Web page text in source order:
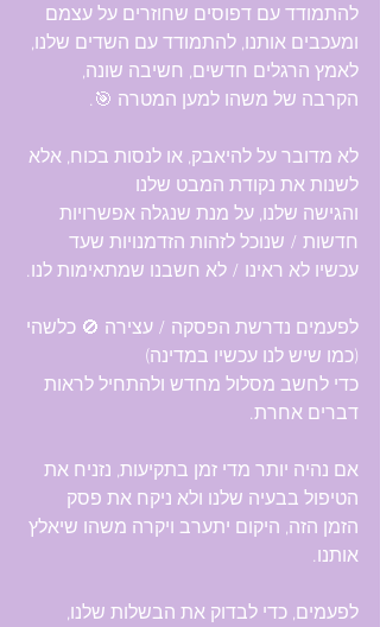
להתמודד עם דפוסים שחוזרים על עצמם
ומעכבים אותנו, להתמודד עם השדים שלנו,
לאמץ הרגלים חדשים, חשיבה שונה,
הקרבה של משהו למען המטרה 🎯.
לא מדובר על להיאבק, או לנסות בכוח, אלא
לשנות את נקודת המבט שלנו
והגישה שלנו, על מנת שנגלה אפשרויות
חדשות / שנוכל לזהות הזדמנויות שעד
עכשיו לא ראינו / לא חשבנו שמתאימות לנו.
לפעמים נדרשת הפסקה / עצירה ️🚫 כלשהי
(כמו שיש לנו עכשיו במדינה)
כדי לחשב מסלול מחדש ולהתחיל לראות
דברים אחרת.
אם נהיה יותר מדי זמן בתקיעות, נזניח את
הטיפול בבעיה שלנו ולא ניקח את פסק
הזמן הזה, היקום יתערב ויקרה משהו שיאלץ
אותנו.
לפעמים, כדי לבדוק את הבשלות שלנו,